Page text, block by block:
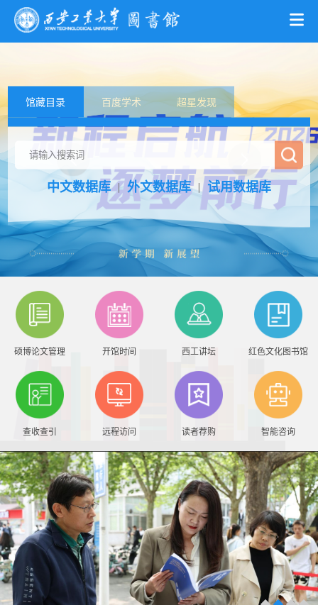
馆藏目录 百度学术 超星发现
中文数据库丨 外文数据库丨 试用数据库
硕博论文管理 开馆时间 西工讲坛 红色文化图书馆
查收查引 远程访问 读者荐购 智能咨询